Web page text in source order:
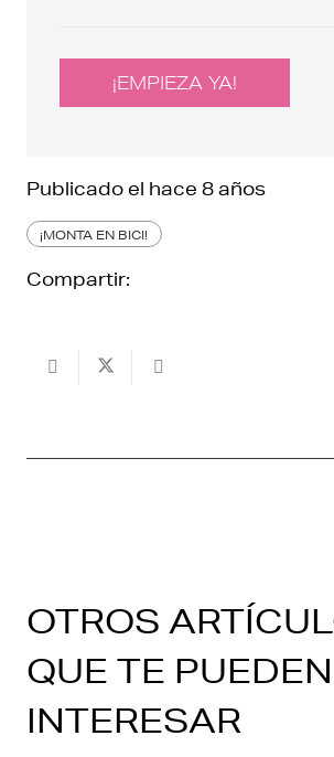
¡EMPIEZA YA!
Publicado el hace 8 años
¡MONTA EN BICI!
Compartir:
OTROS
QUE TE PUEDEN
INTERESAR